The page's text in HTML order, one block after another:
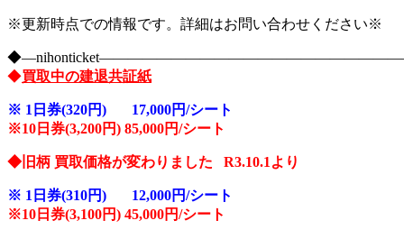
※更新時点での情報です。詳細はお問い合わせください※
◆買取中の建退共証紙
※ 1日券(320円) 17,000円/シート
※10 日券(3,200円) 85,000円/シート
◆旧柄 買取価格が変わりました R3.10.1より
※ 1日券(310円) 12,000円/シート
※10 日券(3,100円) 45,000円/シート